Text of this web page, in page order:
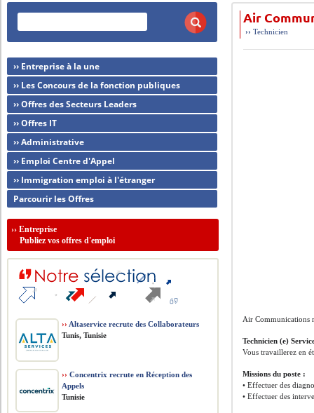
Air
››Technicien
Air Communications
Technicien (e)
Vous travaillerez en
Missions du poste :
• Effectuer des
• Effectuer des
›› Entreprise à la une
›› Les Concours de la fonction publiques
›› Offres des Secteurs Leaders
›› Offres IT
›› Administrative
›› Emploi Centre d'Appel
›› Immigration emploi à l'étranger
Parcourir les Offres
››Entreprise
Publiez vos offres d'emploi
›› Altaservice recrute des Collaborateurs
Tunis, Tunisie
›› Concentrix recrute en Réception des
Appels
Tunisie